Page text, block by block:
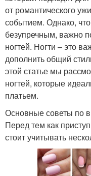
от романтического
событием. Однако,
безупречным, важно
ногтей. Ногти – это
дополнить общий
этой статье мы
ногтей, которые
платьем.
Основные советы по
Перед тем как
стоит учитывать